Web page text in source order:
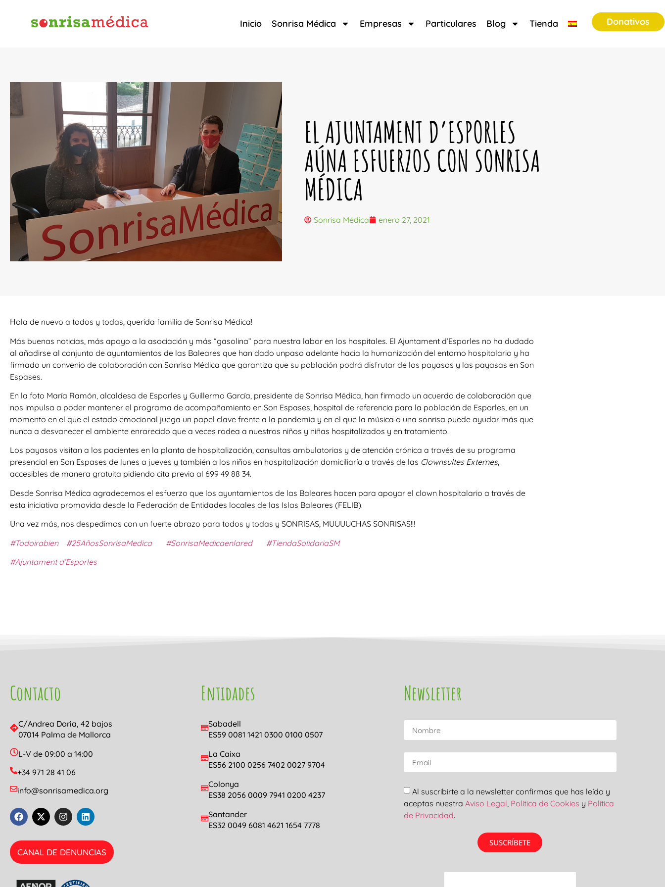
Inicio Sonrisa Médica Empresas Particulares Blog Tienda Donativos
EL AJUNTAMENT D’ESPORLES
AÚNA ESFUERZOS CON SONRISA
MÉDICA
Sonrisa Médica enero 27, 2021
Hola de nuevo a todos y todas, querida familia de Sonrisa Médica!
Más buenas noticias, más apoyo a la asociación y más “gasolina” para nuestra labor en los hospitales. El Ajuntament d’Esporles no ha dudado
al añadirse al conjunto de ayuntamientos de las Baleares que han dado unpaso adelante hacia la humanización del entorno hospitalario y ha
firmado un convenio de colaboración con Sonrisa Médica que garantiza que su población podrá disfrutar de los payasos y las payasas en Son
Espases.
En la foto María Ramón, alcaldesa de Esporles y Guillermo García, presidente de Sonrisa Médica, han firmado un acuerdo de colaboración que
nos impulsa a poder mantener el programa de acompañamiento en Son Espases, hospital de referencia para la población de Esporles, en un
momento en el que el estado emocional juega un papel clave frente a la pandemia y en el que la música o una sonrisa puede ayudar más que
nunca a desvanecer el ambiente enrarecido que a veces rodea a nuestros niños y niñas hospitalizados y en tratamiento.
Los payasos visitan a los pacientes en la planta de hospitalización, consultas ambulatorias y de atención crónica a través de su programa
presencial en Son Espases de lunes a jueves y también a los niños en hospitalización domiciliaría a través de las Clownsultes Externes,
accesibles de manera gratuita pidiendo cita previa al 699 49 88 34.
Desde Sonrisa Médica agradecemos el esfuerzo que los ayuntamientos de las Baleares hacen para apoyar el clown hospitalario a través de
esta iniciativa promovida desde la Federación de Entidades locales de las Islas Baleares (FELIB).
Una vez más, nos despedimos con un fuerte abrazo para todos y todas y SONRISAS, MUUUUCHAS SONRISAS!!!
#Todoirabien
#25AñosSonrisaMedica #SonrisaMedicaenlared
#TiendaSolidariaSM
#Ajuntament d’Esporles
Contacto
C/Andrea Doria, 42 bajos
07014 Palma de Mallorca
L-V de 09:00 a 14:00
+34 971 28 41 06
info@sonrisamedica.org
CANAL DE DENUNCIAS
Entidades
Sabadell
ES59 0081 1421 0300 0100 0507
La Caixa
ES56 2100 0256 7402 0027 9704
Colonya
ES38 2056 0009 7941 0200 4237
Santander
ES32 0049 6081 4621 1654 7778
Newsletter
Al suscribirte a la newsletter confirmas que has leído y
aceptas nuestraAviso Legal, Política de Cookies y Política
de Privacidad.
SUSCRÍBETE